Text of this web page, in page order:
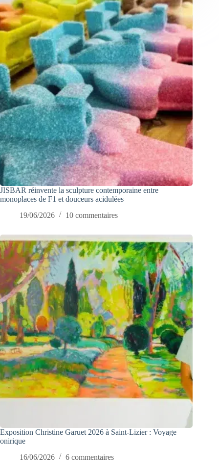
JISBAR réinvente la sculpture contemporaine entre
monoplaces de F1 et douceurs acidulées
19/06/2026
10 commentaires
Exposition Christine Garuet 2026 à Saint-Lizier : Voyage
onirique
16/06/2026
6 commentaires